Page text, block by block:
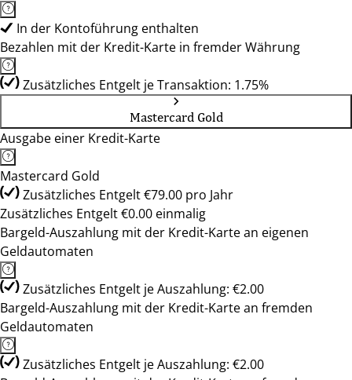
In der Kontoführung enthalten
Bezahlen mit der Kredit-Karte in fremder Währung
Zusätzliches Entgelt je Transaktion: 1.75%
Mastercard Gold
Ausgabe einer Kredit-Karte
Mastercard Gold
Zusätzliches Entgelt €79.00 pro Jahr
Zusätzliches Entgelt €0.00 einmalig
Bargeld-Auszahlung mit der Kredit-Karte an eigenen
Geldautomaten
Zusätzliches Entgelt je Auszahlung: €2.00
Bargeld-Auszahlung mit der Kredit-Karte an fremden
Geldautomaten
Zusätzliches Entgelt je Auszahlung: €2.00